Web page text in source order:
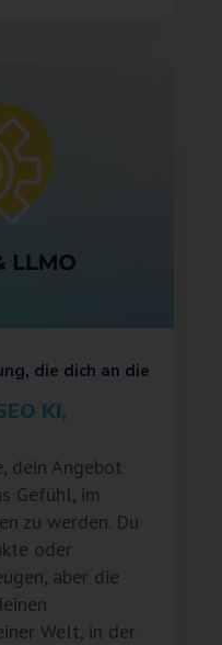
die dich an die
KI,
dein Angebot
Gefühl, im
zu werden. Du
oder
aber die
Welt, in der